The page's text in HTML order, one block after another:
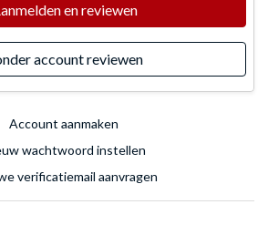
en reviewen
account reviewen
Account aanmaken
wachtwoord instellen
verificatiemail aanvragen